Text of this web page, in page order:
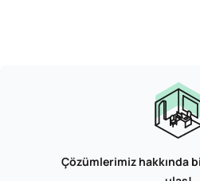
Çözümlerimiz hakkında